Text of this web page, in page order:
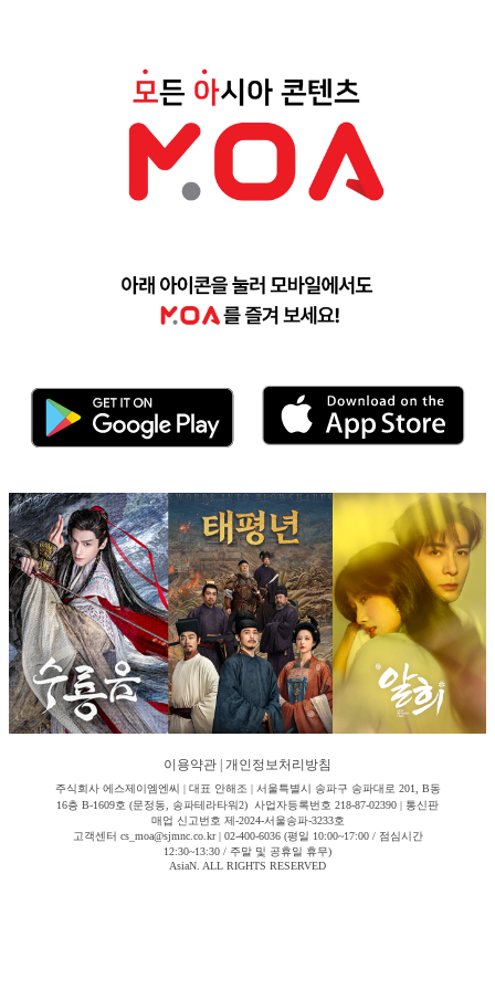
이용약관 개인정보처리방침
주식회사 에스제이엠엔씨 | 대표 안해조 | 서울특별시 송파구 송파대로 201, B동
16층 B-1609호 (문정동, 송파테라타워2) 사업자등록번호 218-87-02390 | 통신판
매업 신고번호 제-2024-서울송파-3233호
고객센터 cs_moa@sjmnc.co.kr | 02-400-6036 (평일 10:00~17:00 / 점심시간
12:30~13:30 / 주말 및 공휴일 휴무)
AsiaN. ALL RIGHTS RESERVED